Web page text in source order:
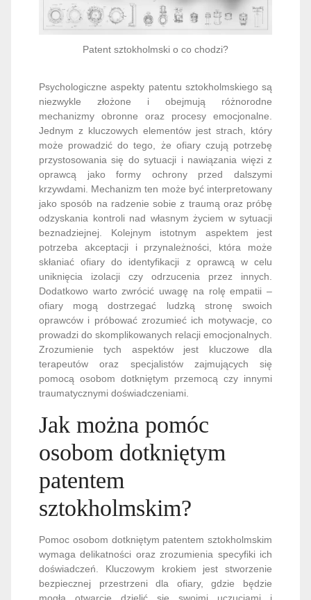
Patent sztokholmski o co chodzi?
Psychologiczne aspekty patentu sztokholmskiego są
niezwykle złożone i obejmują różnorodne
mechanizmy obronne oraz procesy emocjonalne.
Jednym z kluczowych elementów jest strach, który
może prowadzić do tego, że ofiary czują potrzebę
przystosowania się do sytuacji i nawiązania więzi z
oprawcą jako formy ochrony przed dalszymi
krzywdami. Mechanizm ten może być interpretowany
jako sposób na radzenie sobie z traumą oraz próbę
odzyskania kontroli nad własnym życiem w sytuacji
beznadziejnej. Kolejnym istotnym aspektem jest
potrzeba akceptacji i przynależności, która może
skłaniać ofiary do identyfikacji z oprawcą w celu
uniknięcia izolacji czy odrzucenia przez innych.
Dodatkowo warto zwrócić uwagę na rolę empatii –
ofiary mogą dostrzegać ludzką stronę swoich
oprawców i próbować zrozumieć ich motywacje, co
prowadzi do skomplikowanych relacji emocjonalnych.
Zrozumienie tych aspektów jest kluczowe dla
terapeutów oraz specjalistów zajmujących się
pomocą osobom dotkniętym przemocą czy innymi
traumatycznymi doświadczeniami.
Jak można pomóc
osobom dotkniętym
patentem
sztokholmskim?
Pomoc osobom dotkniętym patentem sztokholmskim
wymaga delikatności oraz zrozumienia specyfiki ich
doświadczeń. Kluczowym krokiem jest stworzenie
bezpiecznej przestrzeni dla ofiary, gdzie będzie
mogła otwarcie dzielić się swoimi uczuciami i